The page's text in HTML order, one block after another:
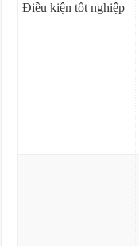
Điều kiện tốt nghiệp